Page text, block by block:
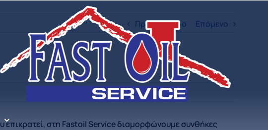
Προηγούμενο Επόμενο
επικρατεί, στη Fastoil Service διαμορφώνουμε συνθήκες